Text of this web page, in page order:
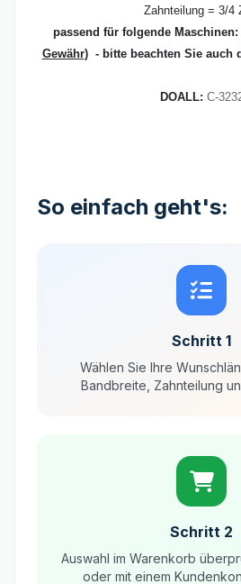
Zahnteilung = 3/4
passend für folgende Maschinen:
Gewähr) - bitte beachten Sie auch
DOALL: C-
So einfach geht's:
Schritt 1
Wählen Sie Ihre
Bandbreite, Zahnteilung
Schritt 2
Auswahl im Warenkorb
oder mit einem